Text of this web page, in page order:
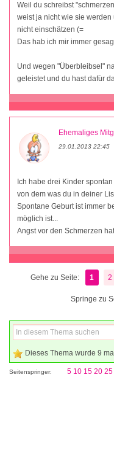
Weil du schreibst
weist ja nicht wie sie
nicht einschätzen (=
Das hab ich mir immer
Und wegen "Überbleibsel"
geleistet und du hast dafür
Ehemaliges
29.01.2013 22:45
Ich habe drei Kinder
von dem was du in deiner
Spontane Geburt ist immer
möglich ist...
Angst vor den Schmerzen
Gehe zu Seite: 1 2
Springe zu
Dieses Thema wurde 9
Seitenspringer: 5 10 15 20 25